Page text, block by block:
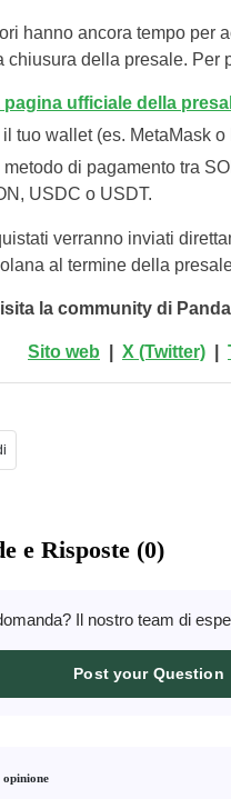
hanno ancora tempo per
chiusura della presale. Per
pagina ufficiale della
tuo wallet (es. MetaMask o
di pagamento tra
USDC o USDT.
verranno inviati
al termine della
la community di
Sito web X (Twitter)
e Risposte (0)
Il nostro team di
Post your Question